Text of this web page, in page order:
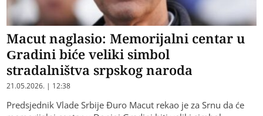
Macut naglasio: Memorijalni centar u
Gradini biće veliki simbol
stradalništva srpskog naroda
21.05.2026. | 12:38
Predsjednik Vlade Srbije Đuro Macut rekao je za Srnu da će